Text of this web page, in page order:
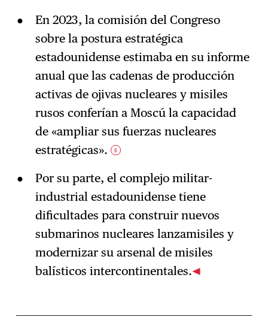
En 2023, la comisión del Congreso
sobre la postura estratégica
estadounidense estimaba en su informe
anual que las cadenas de producción
activas de ojivas nucleares y misiles
rusos conferían a Moscú la capacidad
de «ampliar sus fuerzas nucleares
estratégicas».
5
Por su parte, el complejo militar-
industrial estadounidense tiene
dificultades para construir nuevos
submarinos nucleares lanzamisiles y
modernizar su arsenal de misiles
balísticos intercontinentales.